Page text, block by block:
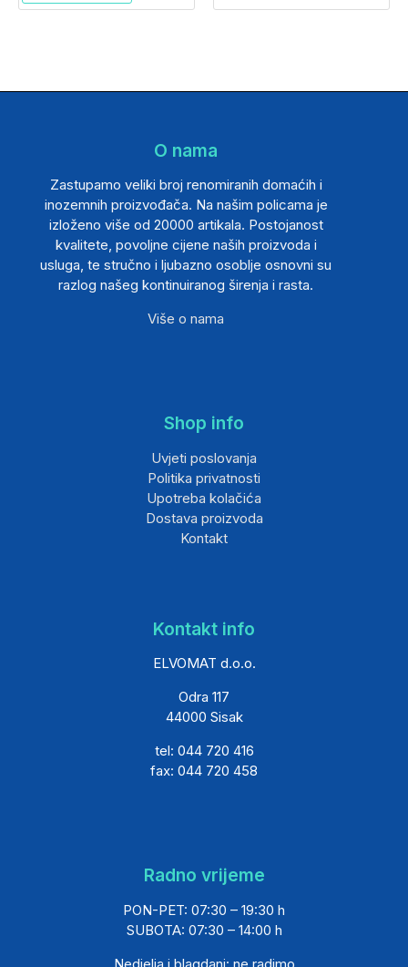
O nama
Zastupamo veliki broj renomiranih domaćih i
inozemnih proizvođača. Na našim policama je
izloženo više od 20000 artikala. Postojanost
kvalitete, povoljne cijene naših proizvoda i
usluga, te stručno i ljubazno osoblje osnovni su
razlog našeg kontinuiranog širenja i rasta.
Više o nama
Shop info
Uvjeti poslovanja
Politika privatnosti
Upotreba kolačića
Dostava proizvoda
Kontakt
Kontakt info
ELVOMAT d.o.o.
Odra 117
44000 Sisak
tel: 044 720 416
fax: 044 720 458
Radno vrijeme
PON-PET: 07:30 – 19:30 h
SUBOTA: 07:30 – 14:00 h
Nedjelja i blagdani: ne radimo